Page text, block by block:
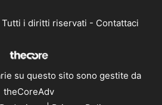
i diritti riservati - Contattaci
su questo sito sono gestite da
theCoreAdv